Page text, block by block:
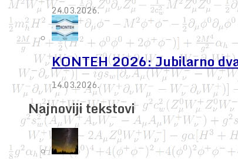
24.03.2026.
KONTEH 2026: Jubilarno
14.03.2026.
Najnoviji tekstovi